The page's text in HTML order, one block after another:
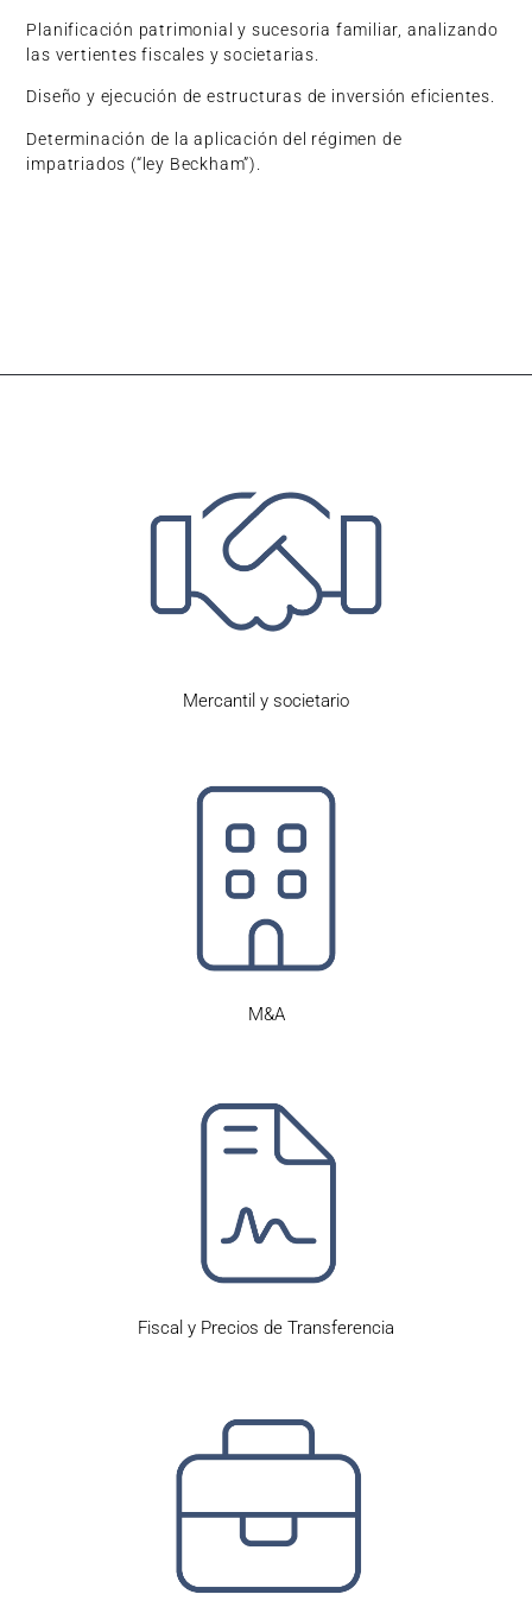
Planificación patrimonial y sucesoria familiar, analizando
las vertientes fiscales y societarias.
Diseño y ejecución de estructuras de inversión eficientes.
Determinación de la aplicación del régimen de
impatriados (“ley Beckham”).
Mercantil y societario
M&A
Fiscal y Precios de Transferencia